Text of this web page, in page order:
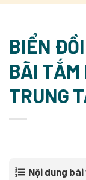
BIỂN
BÃI TẮM
TRUNG
Nội dung